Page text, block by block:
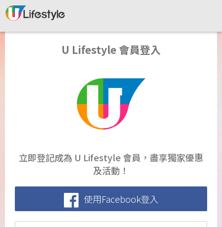
U Lifestyle 會員登入
立即登記成為 U Lifestyle 會員，盡享獨家優惠
及活動！
使用Facebook登入